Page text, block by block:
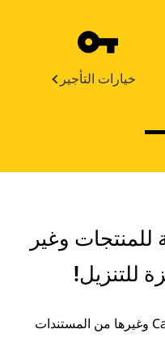
خيارات التأجير
للمنتجات وغير
للتنزيل!
تتوفر كتيبات منتجات Caterpillar وغيرها من المستندات